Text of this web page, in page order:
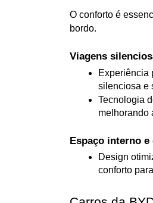
O conforto é
bordo.
Viagens
Experiência
silenciosa e
Tecnologia
melhorando
Espaço interno
Design
conforto